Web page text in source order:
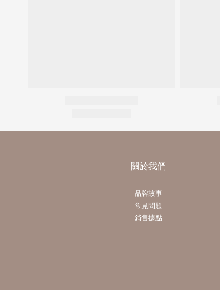
關於我們
品牌故事
常見問題
銷售據點